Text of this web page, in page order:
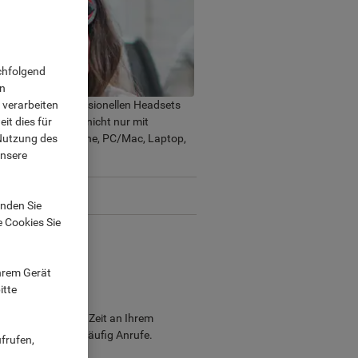
und professionellen Headsets
Headsets sind nicht nur mit
Smartphone, PC/Mac, Laptop,
bis zu 90 % der Zeit an Ihrem
und erhalten häufig Anrufe.
dies für
des
Sie
Sie
Gerät